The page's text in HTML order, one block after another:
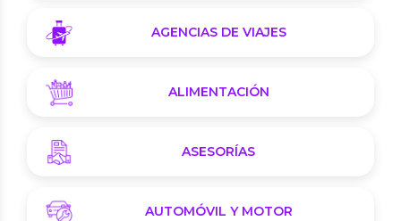
AGENCIAS DE VIAJES
ALIMENTACIÓN
ASESORÍAS
AUTOMÓVIL Y MOTOR